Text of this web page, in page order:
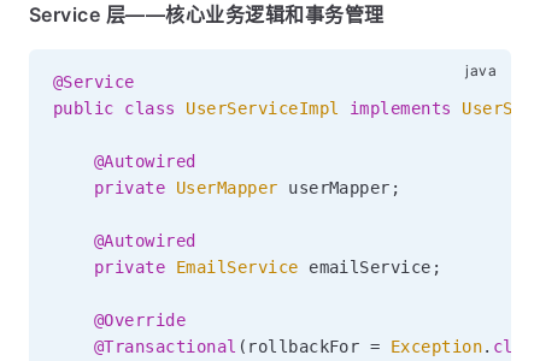
Service 层——核心业务逻辑和事务管理
@Service
public
class UserServiceImpl implements
@Autowired
private
UserMapper userMapper ;
@Autowired
private
EmailService emailService ;
@Override
@Transactional ( rollbackFor = Exception.